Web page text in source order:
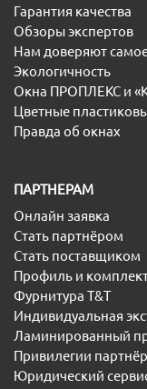
Гарантия качества
Обзоры экспертов
Нам доверяют
Экологичность
Окна ПРОПЛЕКС и
Цветные
Правда об окнах
ПАРТНЕРАМ
Онлайн заявка
Стать партнёром
Стать поставщиком
Профиль и
Фурнитура T&T
Индивидуальная
Ламинированный
Привилегии
Юридический